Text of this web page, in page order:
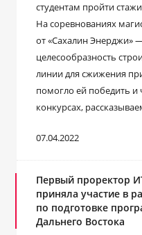
студентам пройти
На соревнованиях
от «Сахалин Энерджи»
целесообразность
линии для сжижения
помогло ей победить и
конкурсах,
07.04.2022
Первый проректор
приняла участие в
по подготовке
Дальнего Востока